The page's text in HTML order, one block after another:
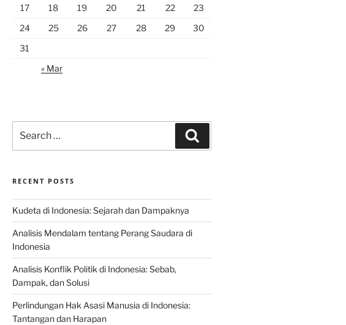
17
18 19 20 21 22
23
24
25 26 27 28 29
30
31
« Mar
for:
RECENT POSTS
Kudeta di Indonesia: Sejarah dan Dampaknya
Analisis Mendalam tentang Perang Saudara di
Indonesia
Analisis Konflik Politik di Indonesia: Sebab,
Dampak, dan Solusi
Perlindungan Hak Asasi Manusia di Indonesia:
Tantangan dan Harapan